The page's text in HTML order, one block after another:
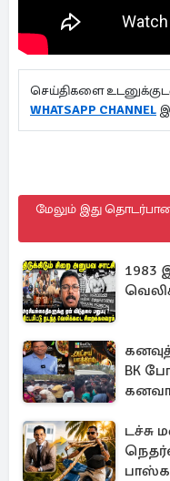
செய்திகளை
WHATSAPP CHANNEL
மேலும் இது
1983
BK